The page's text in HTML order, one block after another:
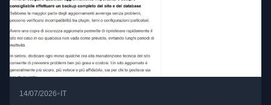
14/07/2026• IT